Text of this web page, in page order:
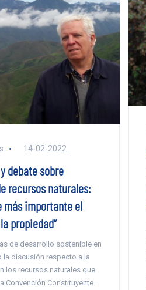
14-02-2022
debate sobre
recursos naturales:
más importante el
propiedad”
de desarrollo sostenible en
la discusión respecto a la
los recursos naturales que
Convención Constituyente.